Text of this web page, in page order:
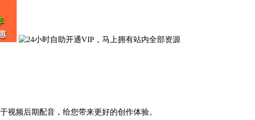
频后期配音，给您带来更好的创作体验。